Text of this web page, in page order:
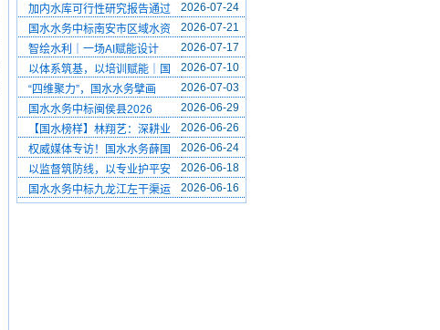
加内水库可行性研究报告通过
2026-07-24
国水水务中标南安市区域水资
2026-07-21
智绘水利｜一场AI赋能设计
2026-07-17
以体系筑基，以培训赋能｜国
2026-07-10
“四维聚力”，国水水务擘画
2026-07-03
国水水务中标闽侯县2026
2026-06-29
【国水榜样】林翔艺：深耕业
2026-06-26
权威媒体专访！国水水务薛国
2026-06-24
以监督筑防线，以专业护平安
2026-06-18
国水水务中标九龙江左干渠运
2026-06-16